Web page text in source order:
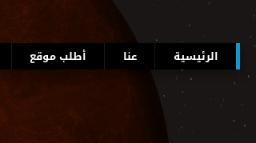
الرئيسية عنا أطلب موقع